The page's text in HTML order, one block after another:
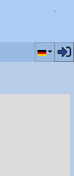
Sprache